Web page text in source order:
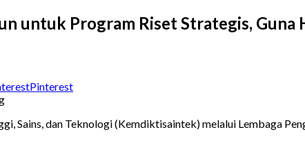
untuk Program Riset Strategis,
Pinterest
Sains, dan Teknologi (Kemdiktisaintek) melalui Lembaga